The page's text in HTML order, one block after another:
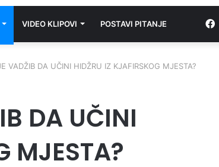
VIDEO KLIPOVI POSTAVI PITANJE
VADŽIB DA UČINI HIDŽRU IZ KJAFIRSKOG MJESTA?
DA UČINI
MJESTA?